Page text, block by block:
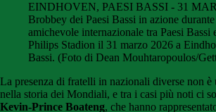
EINDHOVEN, PAESI BASSI - 31
Brobbey dei Paesi Bassi in azione
amichevole internazionale tra Paesi Bassi
Philips Stadion il 31 marzo 2026 a
Bassi. (Foto di Dean Mouhtaropoulos/
La presenza di fratelli in nazionali diverse non è
nella storia dei Mondiali, e tra i casi più noti ci
Kevin-Prince Boateng, che hanno